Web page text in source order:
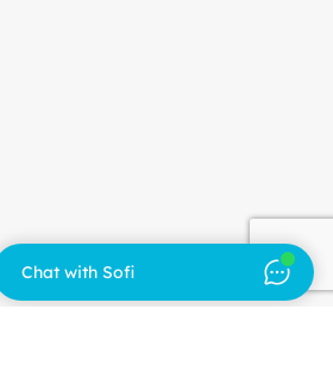
Chat with Sofi